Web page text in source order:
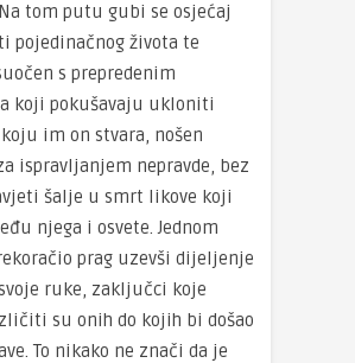
tom putu gubi se osjećaj
pojedinačnog života te
s prepredenim
koji pokušavaju ukloniti
im on stvara, nošen
ispravljanjem nepravde, bez
šalje u smrt likove koji
njega i osvete. Jednom
prag uzevši dijeljenje
ruke, zaključci koje
su onih do kojih bi došao
To nikako ne znači da je